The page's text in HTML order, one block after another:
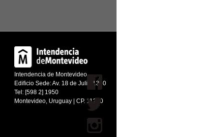
Intendencia de Montevideo
Edificio Sede: Av. 18 de Julio 1360
Tel: [598 2] 1950
Montevideo, Uruguay | CP. 11200